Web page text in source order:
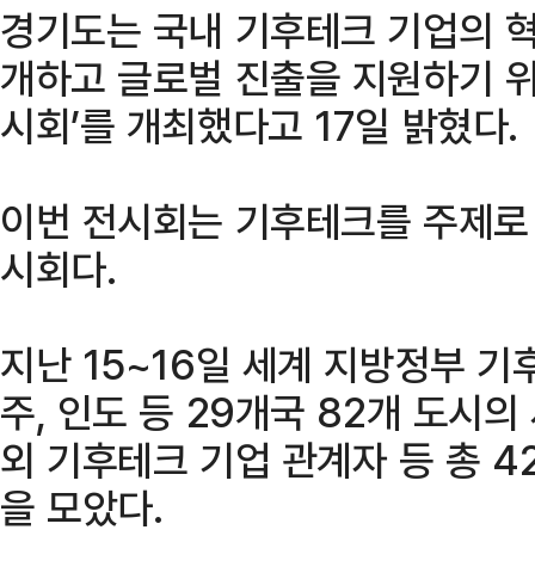
경기도는 국내 기후테크 기업의
개하고 글로벌 진출을 지원하기
시회’를 개최했다고 17일 밝혔다.
이번 전시회는 기후테크를 주제
시회다.
지난 15~16일 세계 지방정부 기
주, 인도 등 29개국 82개 도시의
외 기후테크 기업 관계자 등 총
을 모았다.